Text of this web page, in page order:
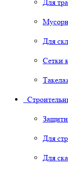
Для
Для
Сетки
Для
Для